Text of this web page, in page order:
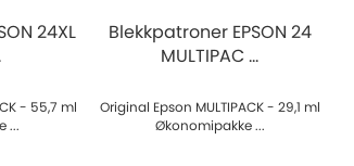
24XL
- 55,7 ml
...
Blekkpatroner EPSON 24
MULTIPAC ...
Original Epson MULTIPACK - 29,1 ml
Økonomipakke ...